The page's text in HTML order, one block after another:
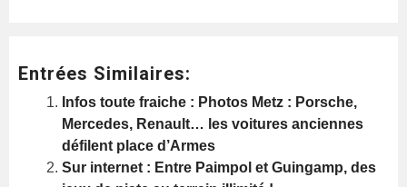
Entrées Similaires:
Infos toute fraiche : Photos Metz : Porsche,
Mercedes, Renault… les voitures anciennes
défilent place d’Armes
Sur internet : Entre Paimpol et Guingamp, des